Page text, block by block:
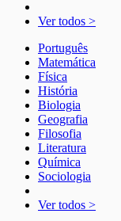
Ver todos >
Português
Matemática
Física
História
Biologia
Geografia
Filosofia
Literatura
Química
Sociologia
Ver todos >